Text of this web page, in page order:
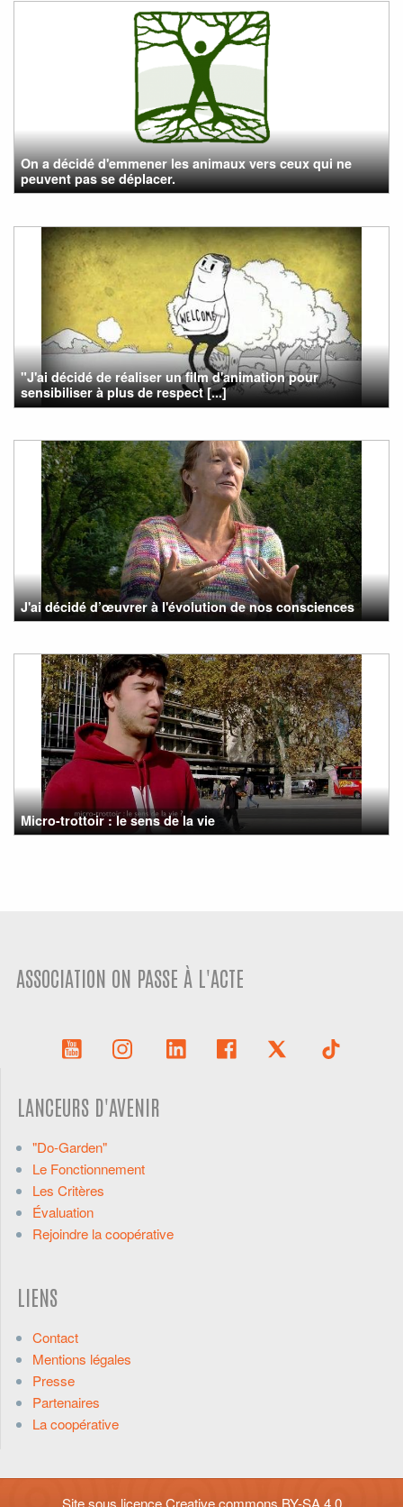
On a décidé d'emmener les animaux vers ceux qui ne
peuvent pas se déplacer.
"J'ai décidé de réaliser un film d'animation pour
sensibiliser à plus de respect [...]
J'ai décidé d’œuvrer à l'évolution de nos consciences
Micro-trottoir : le sens de la vie
ASSOCIATION ON PASSE À L'ACTE
LANCEURS D'AVENIR
"Do-Garden"
Le Fonctionnement
Les Critères
Évaluation
Rejoindre la coopérative
LIENS
Contact
Mentions légales
Presse
Partenaires
La coopérative
Site sous licenceCreative commons BY-SA 4.0